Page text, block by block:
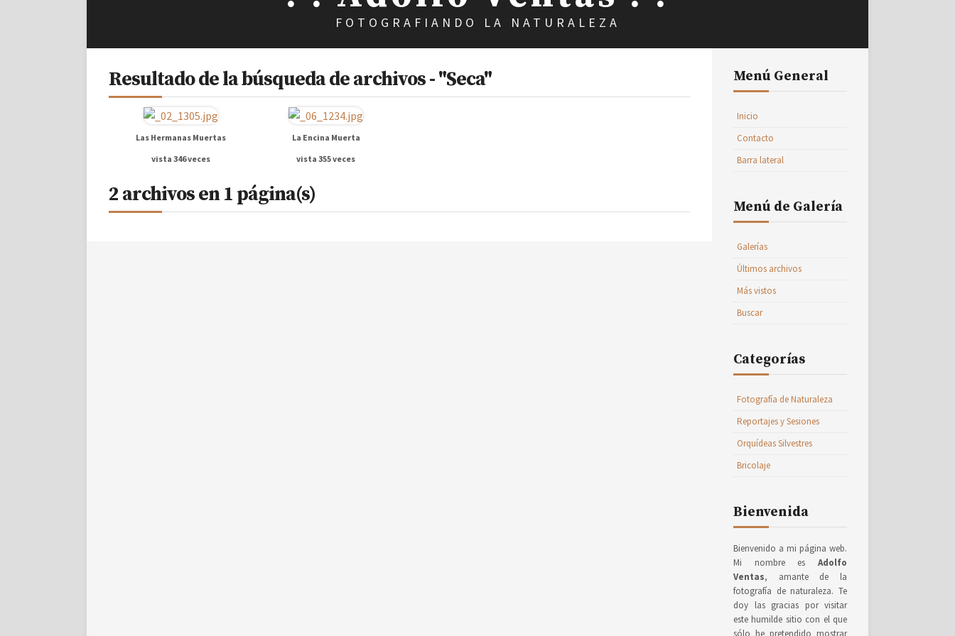
FOTOGRAFIANDO LA NATURALEZA
Resultado de la búsqueda de archivos - "Seca"
Las Hermanas Muertas
vista 346 veces
La Encina Muerta
vista 355 veces
2 archivos en 1 página(s)
Menú General
Inicio
Contacto
Barra lateral
Menú de Galería
Galerías
Últimos archivos
Más vistos
Buscar
Categorías
Fotografía de Naturaleza
Reportajes y Sesiones
Orquídeas Silvestres
Bricolaje
Bienvenida
Bienvenido a mi página web.
Mi nombre es Adolfo
Ventas, amante de la
fotografía de naturaleza. Te
doy las gracias por visitar
este humilde sitio con el que
sólo he pretendido mostrar